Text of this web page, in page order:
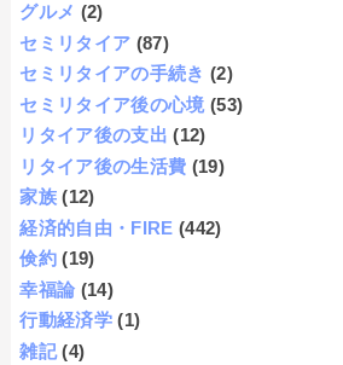
グルメ (2)
セミリタイア (87)
セミリタイアの手続き (2)
セミリタイア後の心境 (53)
リタイア後の支出 (12)
リタイア後の生活費 (19)
家族 (12)
経済的自由・FIRE (442)
倹約 (19)
幸福論 (14)
行動経済学 (1)
雑記 (4)